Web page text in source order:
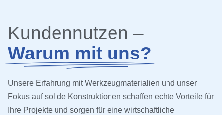
Kundennutzen –
Warum mit uns?
Unsere Erfahrung mit Werkzeugmaterialien und unser
Fokus auf solide Konstruktionen schaffen echte Vorteile für
Ihre Projekte und sorgen für eine wirtschaftliche